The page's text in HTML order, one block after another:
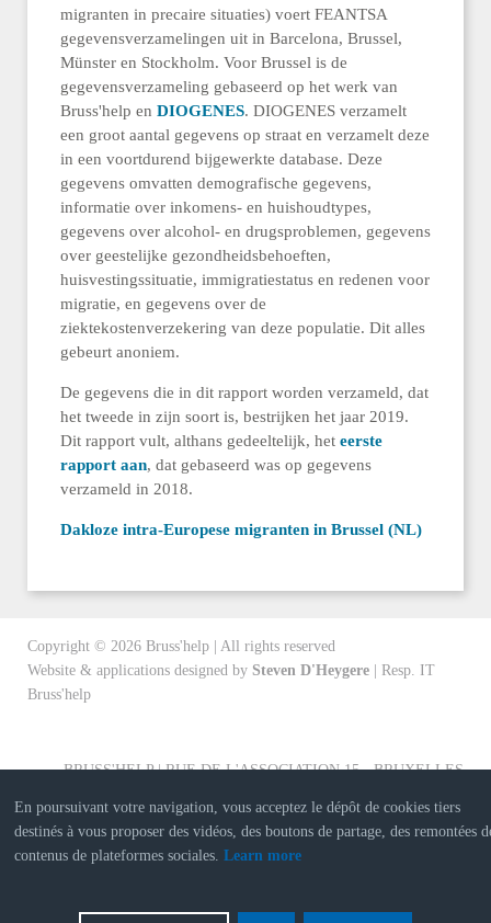
migranten in precaire situaties) voert FEANTSA
gegevensverzamelingen uit in Barcelona, Brussel,
Münster en Stockholm. Voor Brussel is de
gegevensverzameling gebaseerd op het werk van
Bruss'help en DIOGENES. DIOGENES verzamelt
een groot aantal gegevens op straat en verzamelt deze
in een voortdurend bijgewerkte database. Deze
gegevens omvatten demografische gegevens,
informatie over inkomens- en huishoudtypes,
gegevens over alcohol- en drugsproblemen, gegevens
over geestelijke gezondheidsbehoeften,
huisvestingssituatie, immigratiestatus en redenen voor
migratie, en gegevens over de
ziektekostenverzekering van deze populatie. Dit alles
gebeurt anoniem.
De gegevens die in dit rapport worden verzameld, dat
het tweede in zijn soort is, bestrijken het jaar 2019.
Dit rapport vult, althans gedeeltelijk, het eerste
rapport aan, dat gebaseerd was op gegevens
verzameld in 2018.
Dakloze intra-Europese migranten in Brussel (NL)
Copyright © 2026 Bruss'help | All rights reserved
Website & applications designed by Steven D'Heygere | Resp. IT
Bruss'help
BRUSS'HELP | RUE DE L'ASSOCIATION 15 - BRUXELLES
En poursuivant votre navigation, vous acceptez le dépôt de cookies tiers
destinés à vous proposer des vidéos, des boutons de partage, des remontées
contenus de plateformes sociales.Learn more